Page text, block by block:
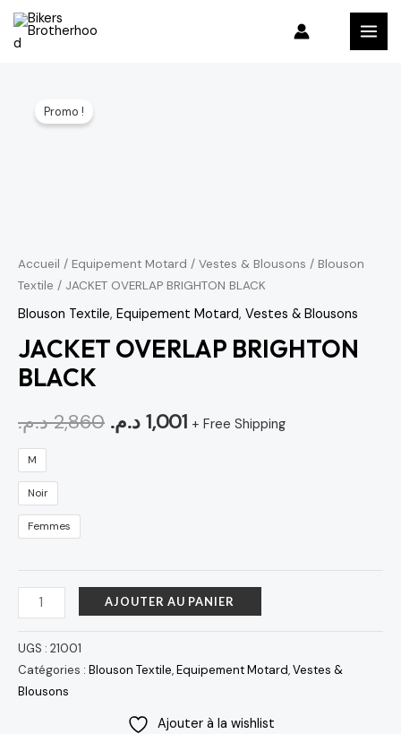
Aller
Promo !
Accueil / Equipement Motard / Vestes & Blousons / Blouson
Textile / JACKET OVERLAP BRIGHTON BLACK
Blouson Textile, Equipement Motard, Vestes & Blousons
JACKET OVERLAP BRIGHTON
BLACK
2,860 د.م. 1,001 د.م. + Free Shipping
M
Noir
Femmes
AJOUTER AU PANIER
UGS : 21001
Catégories : Blouson Textile,Equipement Motard,Vestes &
Blousons
Ajouter à la wishlist